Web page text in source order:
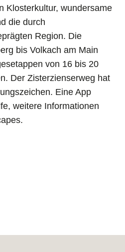
Klosterkultur, wundersame
die durch
Region. Die
bis Volkach am Main
von 16 bis 20
Der Zisterzienserweg hat
Eine App
weitere Informationen